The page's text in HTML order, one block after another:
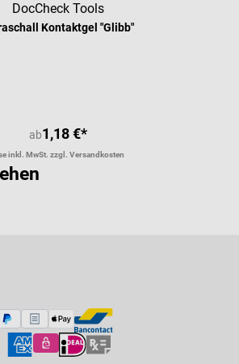
DocCheck Tools
Kontaktgel "Glibb"
ab1,18 €*
inkl. MwSt. zzgl. Versandkosten